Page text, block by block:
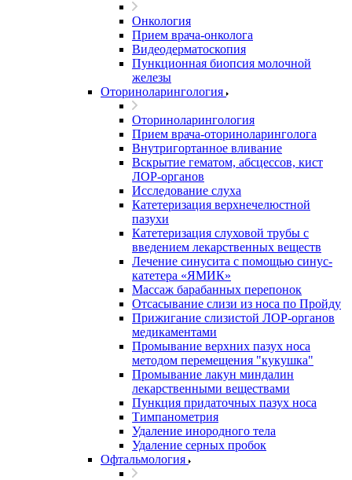
Онкология
Прием врача-онколога
Видеодерматоскопия
Пункционная биопсия молочной
железы
Оториноларингология
Оториноларингология
Прием врача-оториноларинголога
Внутригортанное вливание
Вскрытие гематом, абсцессов, кист
ЛОР-органов
Исследование слуха
Катетеризация верхнечелюстной
пазухи
Катетеризация слуховой трубы с
введением лекарственных веществ
Лечение синусита с помощью синус-
катетера «ЯМИК»
Массаж барабанных перепонок
Отсасывание слизи из носа по Пройду
Прижигание слизистой ЛОР-органов
медикаментами
Промывание верхних пазух носа
методом перемещения "кукушка"
Промывание лакун миндалин
лекарственными веществами
Пункция придаточных пазух носа
Тимпанометрия
Удаление инородного тела
Удаление серных пробок
Офтальмология